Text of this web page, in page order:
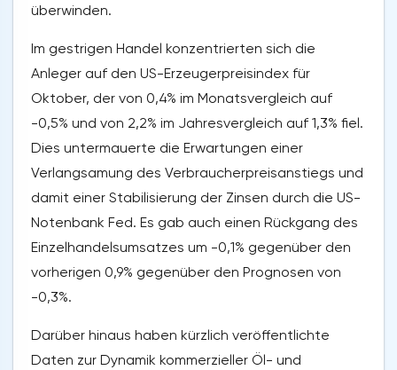
überwinden.
Im gestrigen Handel konzentrierten sich die
Anleger auf den US-Erzeugerpreisindex für
Oktober, der von 0,4% im Monatsvergleich auf
-0,5% und von 2,2% im Jahresvergleich auf 1,3% fiel.
Dies untermauerte die Erwartungen einer
Verlangsamung des Verbraucherpreisanstiegs und
damit einer Stabilisierung der Zinsen durch die US-
Notenbank Fed. Es gab auch einen Rückgang des
Einzelhandelsumsatzes um -0,1% gegenüber den
vorherigen 0,9% gegenüber den Prognosen von
-0,3%.
Darüber hinaus haben kürzlich veröffentlichte
Daten zur Dynamik kommerzieller Öl- und